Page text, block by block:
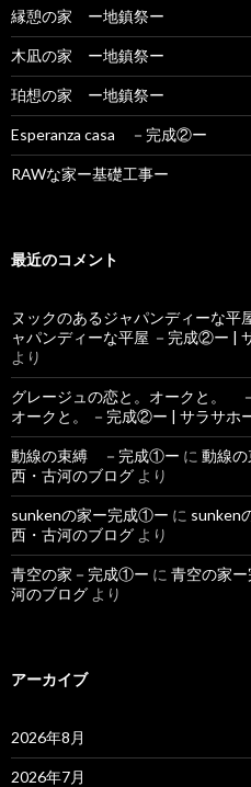
縁憩の家 ー地鎮祭ー
木凪の家 ー地鎮祭ー
珀想の家 ー地鎮祭ー
Esperanza casa －完成②ー
RAWな家ー基礎工事ー
最近のコメント
ヌックのあるジャパンディーな
ャパンディーな平屋 －完成②ー |
より
グレージュの恋と。オークと。
オークと。 －完成②ー | サラサホ
動線の束縛 －完成①ー に 動線
西・古河のブログ より
sunkenの家ー完成①ー に sunken
西・古河のブログ より
青空の家－完成①ー に 青空の家
河のブログ より
アーカイブ
2026年8月
2026年7月